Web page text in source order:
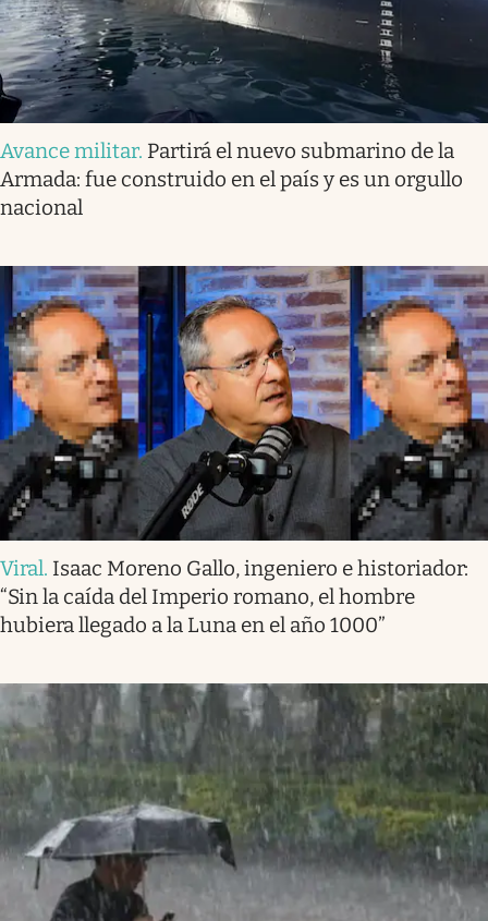
Avance militar. Partirá el nuevo submarino de la
Armada: fue construido en el país y es un orgullo
nacional
Viral. Isaac Moreno Gallo, ingeniero e historiador:
“Sin la caída del Imperio romano, el hombre
hubiera llegado a la Luna en el año 1000”